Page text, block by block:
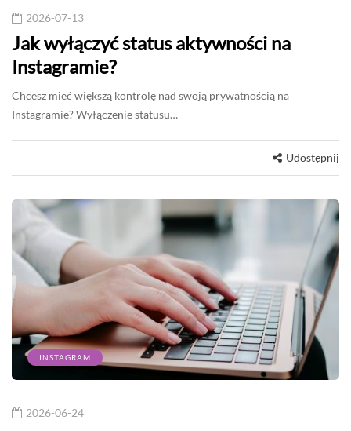
2026-07-13
Jak wyłączyć status aktywności na
Instagramie?
Chcesz mieć większą kontrolę nad swoją prywatnością na
Instagramie? Wyłączenie statusu…
Udostępnij
INSTAGRAM
2026-06-24